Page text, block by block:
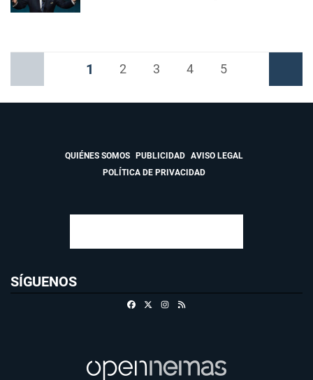
1 2 3 4 5
QUIÉNES SOMOS PUBLICIDAD
AVISO LEGAL
POLÍTICA DE PRIVACIDAD
SÍGUENOS
FacebookInstagram